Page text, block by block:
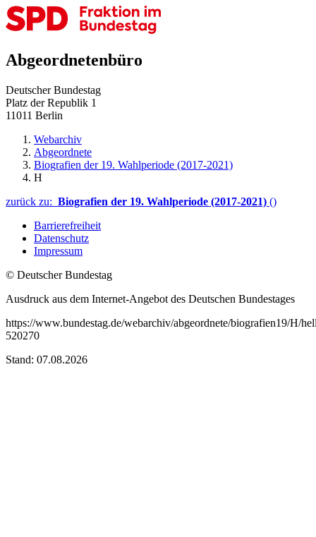
Abgeordnetenbüro
Deutscher Bundestag
Platz der Republik 1
11011 Berlin
Webarchiv
Abgeordnete
Biografien der 19. Wahlperiode (2017-2021)
H
zurück zu: Biografien der 19. Wahlperiode (2017-2021) ()
Barrierefreiheit
Datenschutz
Impressum
© Deutscher Bundestag
Ausdruck aus dem Internet-Angebot des Deutschen Bundestages
https://www.bundestag.de/webarchiv/abgeordnete/biografien19/H/
520270
Stand: 07.08.2026